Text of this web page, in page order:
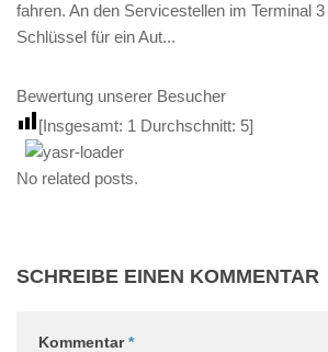
fahren. An den Servicestellen im Terminal
Schlüssel für ein Aut...
Bewertung unserer Besucher
[Insgesamt: 1 Durchschnitt: 5]
No related posts.
SCHREIBE EINEN KOMMENTAR
Kommentar*